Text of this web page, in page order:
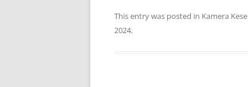
This entry was posted in Kamera
2024.